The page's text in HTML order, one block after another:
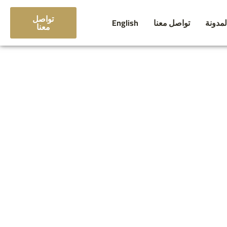
تواصل معنا English تواصل
معنا